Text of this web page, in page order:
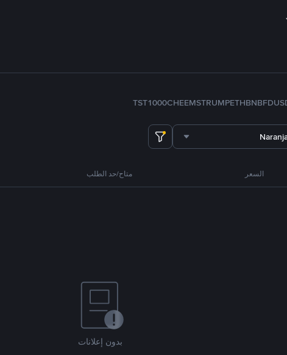
BNB
ETH
TRUMP
1000CHEEMS
TST
السعر متاح/حد الطلب
بدون إعلانات